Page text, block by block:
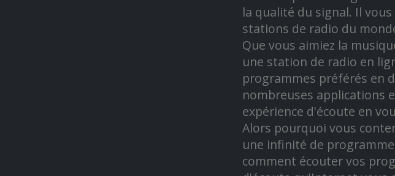
la qualité du signal. Il
stations de radio du
Que vous aimiez la
une station de radio en
programmes préférés en
nombreuses applications
expérience d'écoute en
Alors pourquoi vous
une infinité de
comment écouter vos